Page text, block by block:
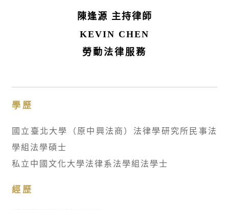
陳逢源 主持律師
KEVIN CHEN
勞動法律服務
學歷
國立臺北大學（原中興法商）法律學研究所民事法
學組法學碩士
私立中國文化大學法律系法學組法學士
經歷